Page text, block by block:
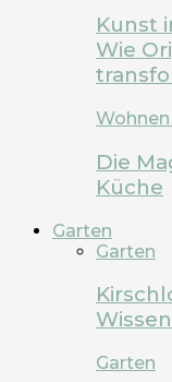
Kunst
Wie
Die
Küche
Garten
Garten
Garten